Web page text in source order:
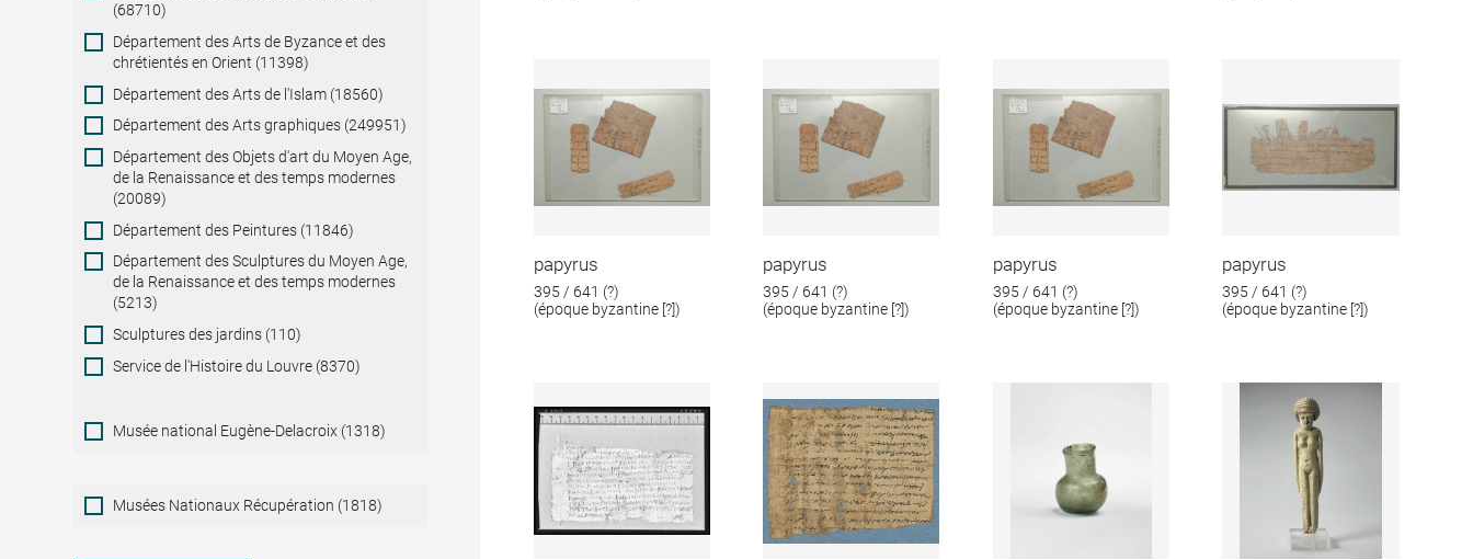
(68710)
Département des Arts de Byzance et des
chrétientés en Orient (11398)
Département des Arts de l'Islam (18560)
Département des Arts graphiques (249951)
Département des Objets d'art du Moyen Age,
de la Renaissance et des temps modernes
(20089)
Département des Peintures (11846)
Département des Sculptures du Moyen Age,
de la Renaissance et des temps modernes
(5213)
Sculptures des jardins (110)
Service de l'Histoire du Louvre (8370)
Musée national Eugène-Delacroix (1318)
Musées
Nationaux
Musées Nationaux Récupération (1818)
papyrus
395 / 641 (?)
(époque byzantine [?])
papyrus
395 / 641 (?)
(époque byzantine [?])
papyrus
395 / 641 (?)
(époque byzantine [?])
papyrus
395 / 641 (?)
(époque byzantine [?])